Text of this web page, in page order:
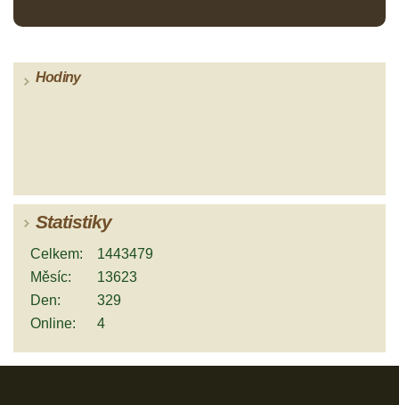
Hodiny
Statistiky
Online: 4
Celkem:
1443479
Měsíc:
13623
Den:
329